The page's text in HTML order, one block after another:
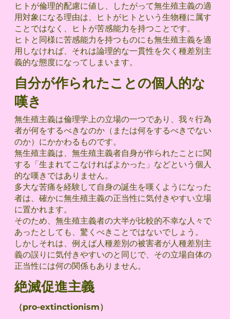
ヒトが倫理的配慮に値し、したがって無生殖主義の適
用対象になる理由は、ヒトがヒトという生物種に属す
ことではなく、ヒトが苦感能力を持つことです。
ヒトと同様に苦感能力を持つものにも無生殖主義を適
用しなければ、それは論理的な一貫性を欠く種差別主
義的な態度になってしまいます。
自分が作られたことの個人的な
嘆き
無生殖主義は倫理学上の立場の一つであり、我々行為
者が何をするべきなのか（または何をするべきでない
のか）にかかわるものです。
無生殖主義は、無生殖主義者自身が作られたことに関
する「生まれてこなければよかった」などという個人
的な嘆きではありません。
多大な苦痛を経験して自身の誕生を嘆くようになった
者は、確かに無生殖主義の正当性に気付きやすい立場
に置かれます。
そのため、無生殖主義者の大半が比較的不幸な人々で
あったとしても、驚くべきことではないでしょう。
しかしそれは、例えば人種差別の被害者が人種差別主
義の誤りに気付きやすいのと同じで、その立場自体の
正当性には何の関係もありません。
絶滅促進主義
（pro-extinctionism）